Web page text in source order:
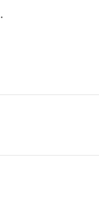
.